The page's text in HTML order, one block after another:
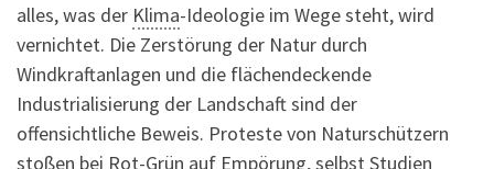
alles, was der Klima-Ideologie im Wege steht, wird
vernichtet. Die Zerstörung der Natur durch
Windkraftanlagen und die flächendeckende
Industrialisierung der Landschaft sind der
offensichtliche Beweis. Proteste von Naturschützern
stoßen bei Rot-Grün auf Empörung, selbst Studien